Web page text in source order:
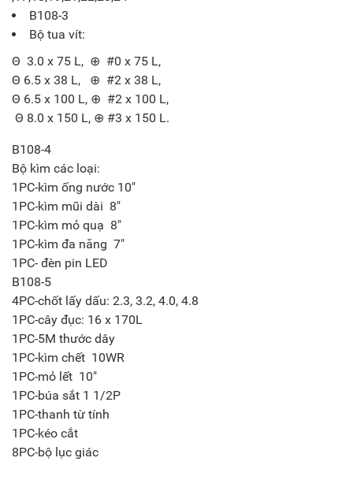
B108-3
Bộ tua vít:
Θ 3.0 x 75 L, ⊕ #0 x 75 L,
Θ 6.5 x 38 L, ⊕ #2 x 38 L,
Θ 6.5 x 100 L, ⊕ #2 x 100 L,
Θ 8.0 x 150 L, ⊕ #3 x 150 L.
B108-4
Bộ kìm các loại:
1PC-kìm ống nước 10"
1PC-kìm mũi dài 8"
1PC-kìm mỏ quạ 8"
1PC-kìm đa năng 7"
1PC- đèn pin LED
B108-5
4PC-chốt lấy dấu: 2.3, 3.2, 4.0, 4.8
1PC-cây đục: 16 x 170L
1PC-5M thước dây
1PC-kìm chết 10WR
1PC-mỏ lết 10"
1PC-búa sắt 1 1/2P
1PC-thanh từ tính
1PC-kéo cắt
8PC-bộ lục giác